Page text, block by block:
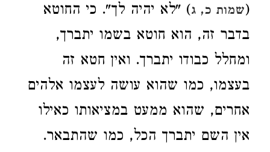
(שמות כ, ג) "לא יהיה לך". כי החוטא
בדבר זה, הוא חוטא בשמו יתברך,
ומחלל כבודו יתברך. ואין חטא זה
בעצמו, כמו שהוא עושה לעצמו אלהים
אחרים, שהוא ממעט במציאותו כאילו
אין השם יתברך הכל, כמו שהתבאר.